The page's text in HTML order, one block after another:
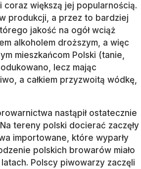
coraz większą jej popularnością.
produkcji, a przez to bardziej
jakość na ogół wciąż
alkoholem droższym, a więc
mieszkańcom Polski (tanie,
lecz mając
a całkiem przyzwoitą wódkę,
nastąpił ostatecznie
tereny polski docierać zaczęły
importowane, które wyparły
polskich browarów miało
Polscy piwowarzy zaczęli